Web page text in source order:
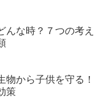
んな時？７つの考え
物から子供を守る！
策